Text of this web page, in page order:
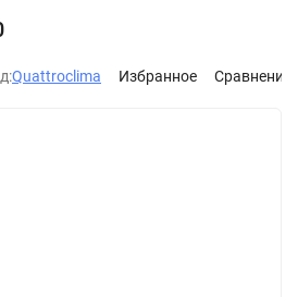
Quattroclima Избранное Сравнение